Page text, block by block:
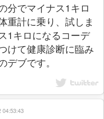
分でマイナス1キロ
重計に乗り、試しま
1キロになるコーデ
けて健康診断に臨み
デブです。
04:53:43